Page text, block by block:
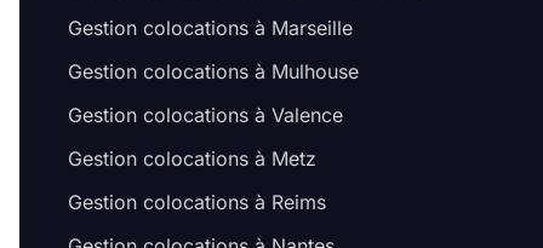
Gestion colocations à Marseille
Gestion colocations à Mulhouse
Gestion colocations à Valence
Gestion colocations à Metz
Gestion colocations à Reims